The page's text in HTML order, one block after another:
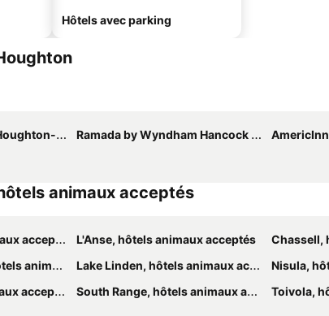
Hôtels avec parking
By Ihg Ramada by Wyndham Hancock Waterfront
animaux acceptés
acceptés L'Anse, hôtels animaux acceptés
Chassell,
acceptés Lake Linden, hôtels animaux acceptés
Nisula,
acceptés South Range, hôtels animaux acceptés
Toivola,